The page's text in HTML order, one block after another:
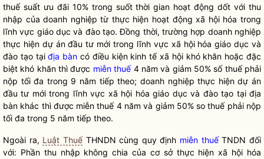
thuế suất ưu đãi 10% trong suốt thời gian hoạt động dốt với thu
nhập của doanh nghiệp từ thực hiện hoạt động xã hội hóa trong
lĩnh vực giáo dục và đào tạo. Đồng thời, trường hợp doanh nghiệp
thực hiện dự án đầu tư mới trong lĩnh vực xã hội hóa giáo dục và
đào tạo tạiđịa bàn có điều kiện kinh tế xã hội khó khăn hoặc đặc
biệt khó khăn thì được miễn thuế4 năm và giảm 50% số thuế phải
nộp tối đa trong 9 năm tiếp theo; doanh nghiệp thực hiện dự án
đầu tư mới trong lĩnh vực xã hội hóa giáo dục và đào tạo tại địa
bàn khác thì được miễn thuế4 năm và giảm 50% so thuế phải nộp
tối đa trong 5 năm tiếp theo.
Ngoài ra, Luật ThuếTHNDN cùng quy định miễn thuếTNDN đối
với: Phần thu nhập không chia của cơ sở thực hiện xã hội hóa